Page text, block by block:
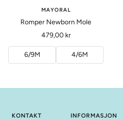
MAYORAL
Romper Newborn Mole
Tilbud
479,00 kr
6/9M 4/6M
KONTAKT
INFORMASJON